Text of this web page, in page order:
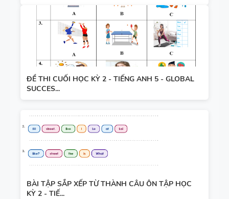
ĐỀ THI CUỐI HỌC KỲ 2 - TIẾNG ANH 5 - GLOBAL
SUCCES...
BÀI TẬP SẮP XẾP TỪ THÀNH CÂU ÔN TẬP HỌC
KỲ 2 - TIẾ...